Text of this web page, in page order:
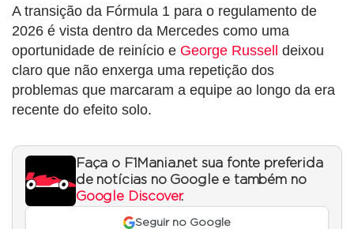
A transição da Fórmula 1 para o regulamento de
2026 é vista dentro da Mercedes como uma
oportunidade de reinício e George Russell deixou
claro que não enxerga uma repetição dos
problemas que marcaram a equipe ao longo da era
recente do efeito solo.
Faça o F1Mania.net sua fonte preferida
de notícias no Google e também no
Google Discover.
Seguir no Google